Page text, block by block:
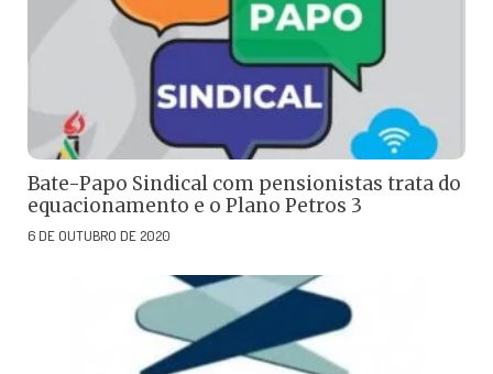
Bate-Papo Sindical com pensionistas trata do
equacionamento e o Plano Petros 3
6 DE OUTUBRO DE 2020